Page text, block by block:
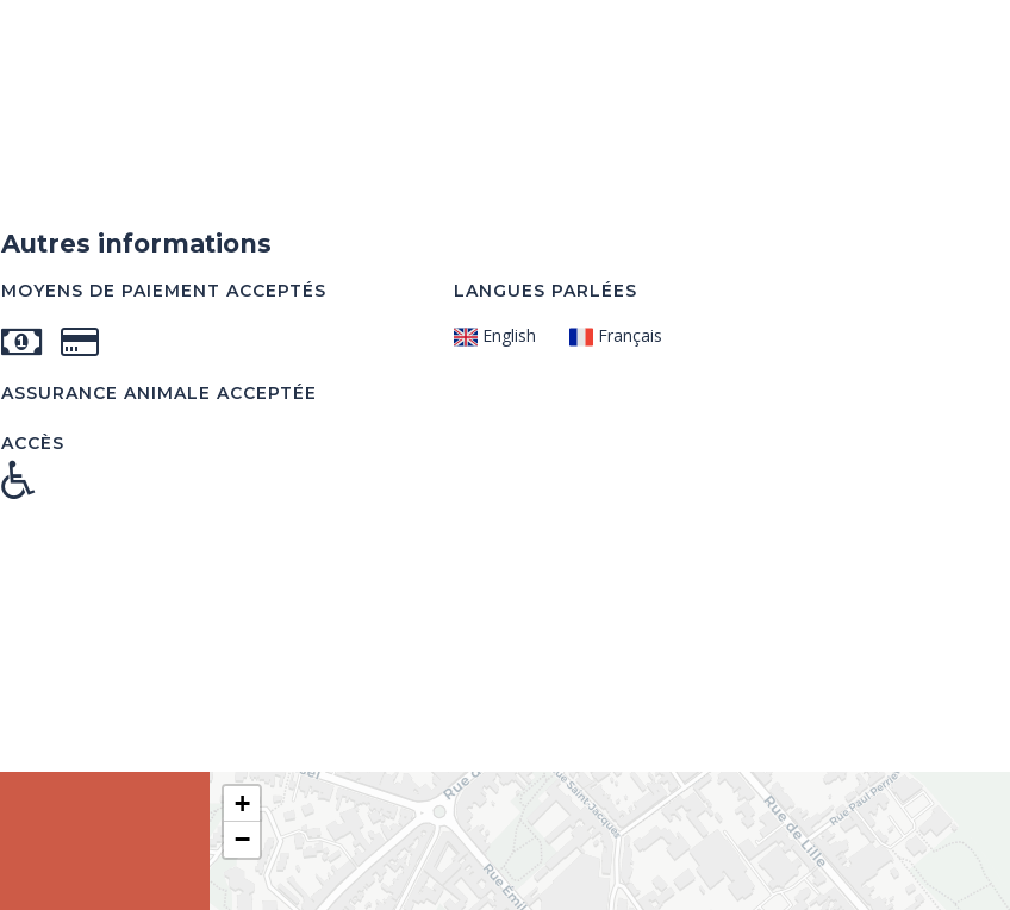
Autres informations
LANGUES PARLÉES
English Français
MOYENS DE PAIEMENT ACCEPTÉS
ASSURANCE ANIMALE ACCEPTÉE
ACCÈS
+
−